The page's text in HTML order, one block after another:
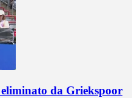
da Griekspoor